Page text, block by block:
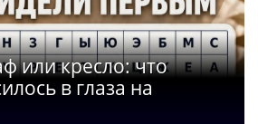
или кресло: что
в глаза на